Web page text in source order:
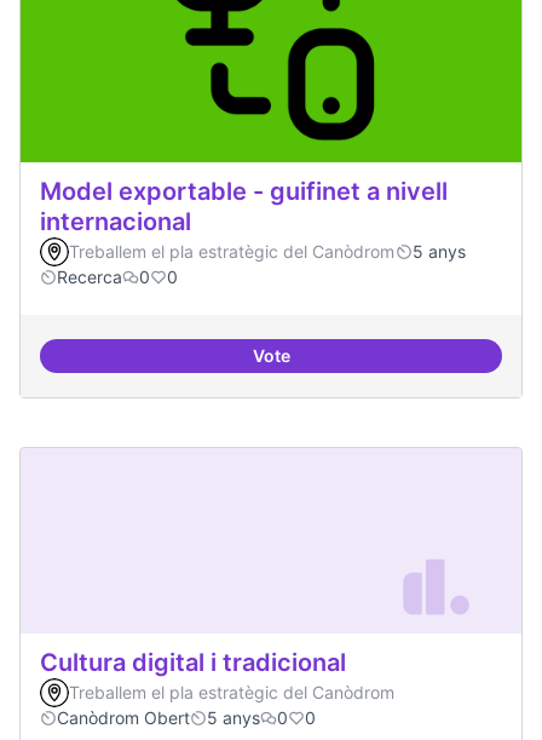
Model exportable - guifinet a nivell
internacional
Treballem el pla estratègic del Canòdrom
5 anys
Recerca
0 0
VoteModel exportable - guifinet a
Cultura digital i tradicional
Treballem el pla estratègic del Canòdrom
Canòdrom Obert
5 anys 0 0